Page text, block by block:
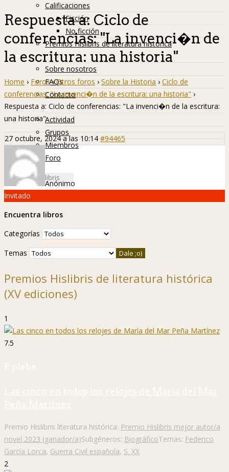
Calificaciones
Ficción
No ficción
Premios Hislibris de literatura histórica
Info
Sobre nosotros
FAQs
Contacto
Hislibreños
Actividad
Grupos
Miembros
Foro
Respuesta a: Ciclo de
conferencias: "La invenci�n de
la escritura: una historia"
Home › Foros › Otros foros › Sobre la Historia › Ciclo de
conferencias: "La invenci�n de la escritura: una historia" ›
Respuesta a: Ciclo de conferencias: "La invenci�n de la escritura:
una historia"
27 octubre, 2024 a las 10:14 #94465
Anónimo
Invitado
Encuentra libros
Categorías
Temas
Premios Hislibris de literatura histórica
(XV ediciones)
1
7.5
P. plebe
Las cinco en todos los relojes de María del Mar
Peña Martínez
Premio Hislibris literatura histórica: Premio Hislibris mejor autor/a
novel 2023 (ganador/a)Subgéneros: BiográficoTemas: Federico
García Lorca, Guerra Civil española, S. XX
2